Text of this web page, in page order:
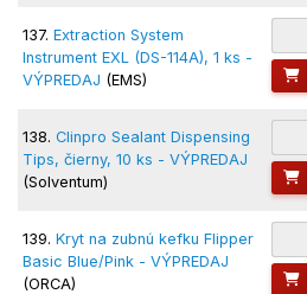
137. Extraction System
Instrument EXL (DS-114A), 1 ks -
VÝPREDAJ (EMS)
138. Clinpro Sealant Dispensing
Tips, čierny, 10 ks - VÝPREDAJ
(Solventum)
139. Kryt na zubnú kefku Flipper
Basic Blue/Pink - VÝPREDAJ
(ORCA)